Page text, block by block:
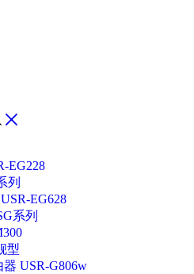
EG228
列
EG628
系列
型
USR-G806w